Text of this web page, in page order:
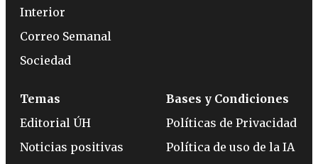
Interior
Correo Semanal
Sociedad
Temas
Editorial ÚH
Noticias positivas
Bases y Condiciones
Políticas de Privacidad
Política de uso de la IA